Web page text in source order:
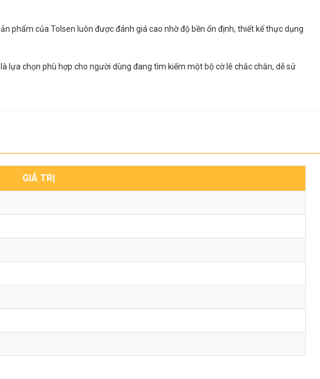
phẩm của Tolsen luôn được đánh giá cao nhờ độ bền ổn định, thiết kế thực dụng
chọn phù hợp cho người dùng đang tìm kiếm một bộ cờ lê chắc chắn, dễ sử
GIÁ TRỊ